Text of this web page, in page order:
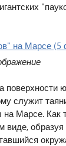
поверхности
служит
Марсе. Как
виде,